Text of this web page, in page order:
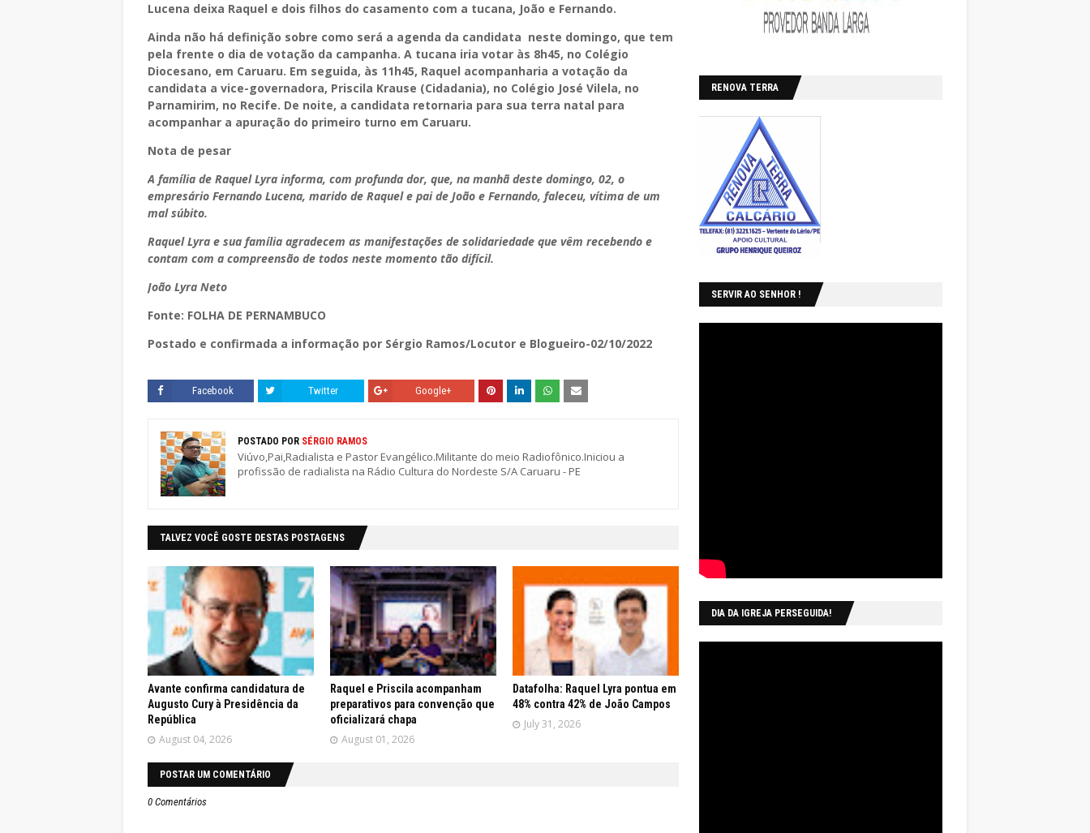
Lucena deixa Raquel e dois filhos do casamento com a tucana, João e Fernando.
Ainda não há definição sobre como será a agenda da candidata neste domingo, que tem
pela frente o dia de votação da campanha. A tucana iria votar às 8h45, no Colégio
Diocesano, em Caruaru. Em seguida, às 11h45, Raquel acompanharia a votação da
candidata a vice-governadora, Priscila Krause (Cidadania), no Colégio José Vilela, no
Parnamirim, no Recife. De noite, a candidata retornaria para sua terra natal para
acompanhar a apuração do primeiro turno em Caruaru.
Nota de pesar
A família de Raquel Lyra informa, com profunda dor, que, na manhã deste domingo, 02, o
empresário Fernando Lucena, marido de Raquel e pai de João e Fernando, faleceu, vítima de um
mal súbito.
Raquel Lyra e sua família agradecem as manifestações de solidariedade que vêm recebendo e
contam com a compreensão de todos neste momento tão difícil.
João Lyra Neto
Fonte: FOLHA DE PERNAMBUCO
Postado e confirmada a informação por Sérgio Ramos/Locutor e Blogueiro-02/10/2022
Facebook Twitter Google+
POSTADO POR SÉRGIO RAMOS
Viúvo,Pai,Radialista e Pastor Evangélico.Militante do meio Radiofônico.Iniciou a
profissão de radialista na Rádio Cultura do Nordeste S/A Caruaru - PE
TALVEZ VOCÊ GOSTE DESTAS POSTAGENS
Avante confirma candidatura de
Augusto Cury à Presidência da
República
August 04, 2026
Raquel e Priscila acompanham
preparativos para convenção que
oficializará chapa
August 01, 2026
Datafolha: Raquel Lyra pontua em
48% contra 42% de João Campos
July 31, 2026
POSTAR UM COMENTÁRIO
0 Comentários
RENOVA TERRA
SERVIR AO SENHOR !
DIA DA IGREJA PERSEGUIDA!